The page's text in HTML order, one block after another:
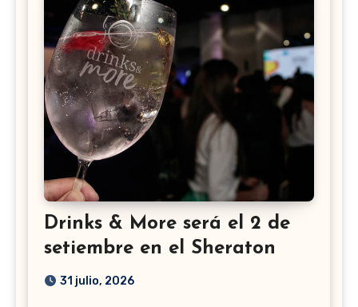
Drinks & More será el 2 de
setiembre en el Sheraton
31 julio, 2026